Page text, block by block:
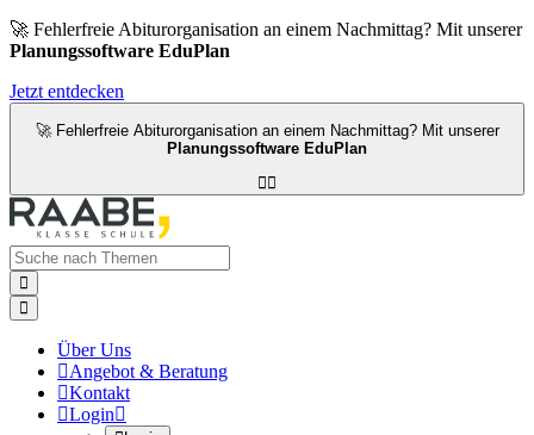
🚀 Fehlerfreie Abiturorganisation an einem Nachmittag? Mit unserer
Planungssoftware EduPlan
Jetzt entdecken
🚀 Fehlerfreie Abiturorganisation an einem Nachmittag? Mit unserer
Planungssoftware EduPlan



Über Uns
Angebot & Beratung
Kontakt
Login